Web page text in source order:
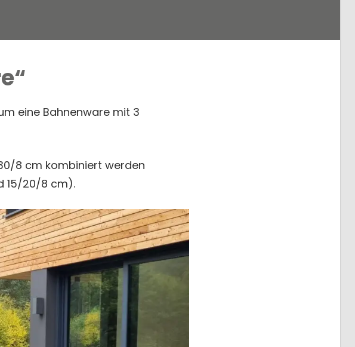
eine Bahnenware mit 3
8 cm kombiniert werden
15/20/8 cm).